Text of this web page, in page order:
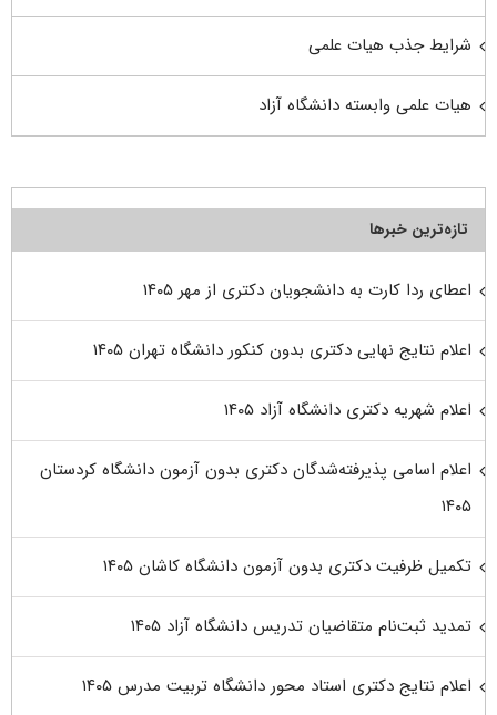
شرایط جذب هیات علمی
هیات علمی وابسته دانشگاه آزاد
تازه‌ترین خبرها
اعطای ردا کارت به دانشجویان دکتری از مهر ۱۴۰۵
اعلام نتایج نهایی دکتری بدون کنکور دانشگاه تهران ۱۴۰۵
اعلام شهریه دکتری دانشگاه آزاد ۱۴۰۵
اعلام اسامی پذیرفته‌شدگان دکتری بدون آزمون دانشگاه کردستان
۱۴۰۵
تکمیل ظرفیت دکتری بدون آزمون دانشگاه کاشان ۱۴۰۵
تمدید ثبت‌نام متقاضیان تدریس دانشگاه آزاد ۱۴۰۵
اعلام نتایج دکتری استاد محور دانشگاه تربیت مدرس ۱۴۰۵